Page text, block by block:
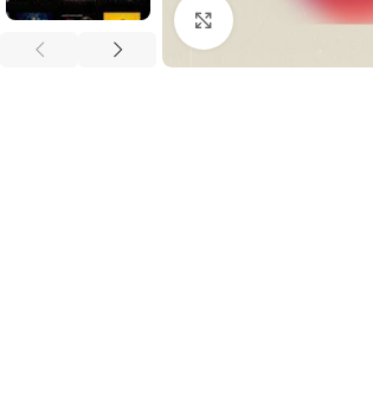
Click to enlarge